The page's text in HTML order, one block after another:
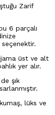
Zarif
6 parçalı
üst ve alt
yer alır.
şık
lüks ve